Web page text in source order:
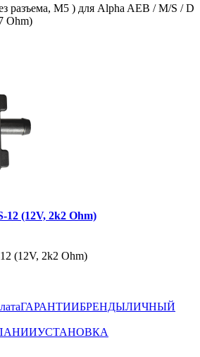
разъема, M5 ) для Alpha AEB / M/S / D
Ohm)
12 (12V, 2k2 Ohm)
(12V, 2k2 Ohm)
ГАРАНТИИБРЕНДЫЛИЧНЫЙ
УСТАНОВКА